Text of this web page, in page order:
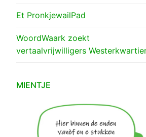
Et PronkjewailPad
WoordWaark zoekt
vertaalvrijwilligers
MIENTJE